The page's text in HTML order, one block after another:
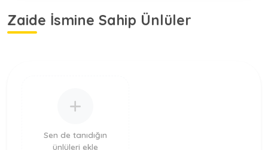
Zaide İsmine Sahip Ünlüler
Sen de tanıdığın
ünlüleri ekle